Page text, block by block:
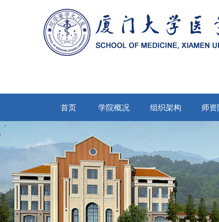
首页 学院概况 组织架构 师